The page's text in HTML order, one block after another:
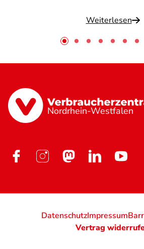
Weiterlesen
Nordrhein-Westfalen
DatenschutzImpressum
Vertrag